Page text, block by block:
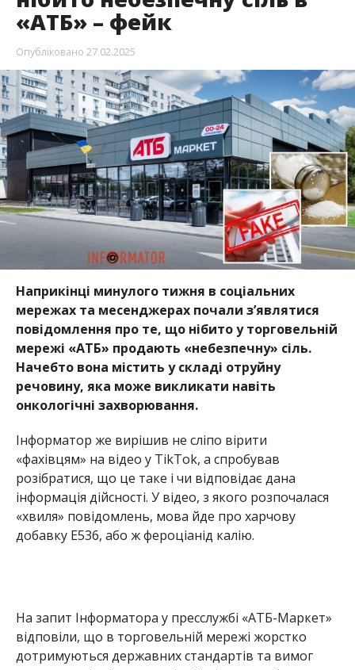
«АТБ» – фейк
Опубліковано 27.02.2025
Наприкінці минулого тижня в соціальних
мережах та месенджерах почали з’являтися
повідомлення про те, що нібито у торговельній
мережі «АТБ» продають «небезпечну» сіль.
Начебто вона містить у складі отруйну
речовину, яка може викликати навіть
онкологічні захворювання.
Інформатор же вирішив не сліпо вірити
«фахівцям» на відео у TikTok, а спробував
розібратися, що це таке і чи відповідає дана
інформація дійсності. У відео, з якого розпочалася
«хвиля» повідомлень, мова йде про харчову
добавку Е536, або ж фероціанід калію.
На запит Інформатора у пресслужбі «АТБ-Маркет»
відповіли, що в торговельній мережі жорстко
дотримуються державних стандартів та вимог